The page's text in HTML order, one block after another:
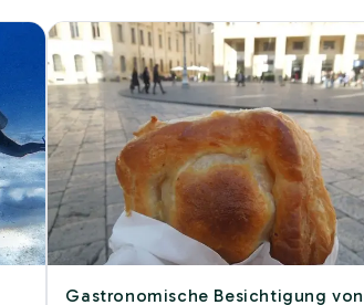
Gastronomische Besichtigung von